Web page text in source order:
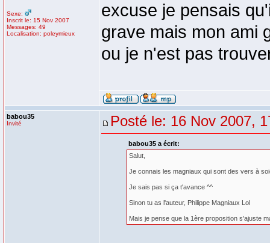
Sexe:
Inscrit le: 15 Nov 2007
Messages: 49
Localisation: poleymieux
excuse je pensais
grave mais mon ami
ou je n'est pas
babou35
Invité Posté le: 16 Nov 2007,
babou35 a écrit:
Salut,
Je connais les magniaux qui sont des vers à
Je sais pas si ça t'avance ^^
Sinon tu as l'auteur, Philippe Magniaux Lol
Mais je pense que la 1ère proposition s'ajuste